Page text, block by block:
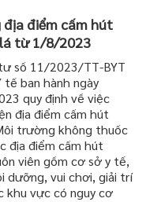
địa điểm cấm hút
từ 1/8/2023
số 11/2023/TT-BYT
tế ban hành ngày
quy định về việc
địa điểm cấm hút
trường không thuốc
địa điểm cấm hút
viên gồm cơ sở y tế,
dưỡng, vui chơi, giải trí
khu vực có nguy cơ